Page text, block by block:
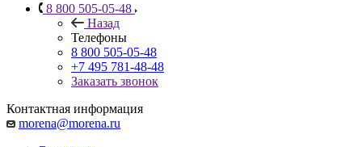
8 800 505-05-48
Назад
Телефоны
8 800 505-05-48
+7 495 781-48-48
Заказать звонок
Контактная информация
morena@morena.ru